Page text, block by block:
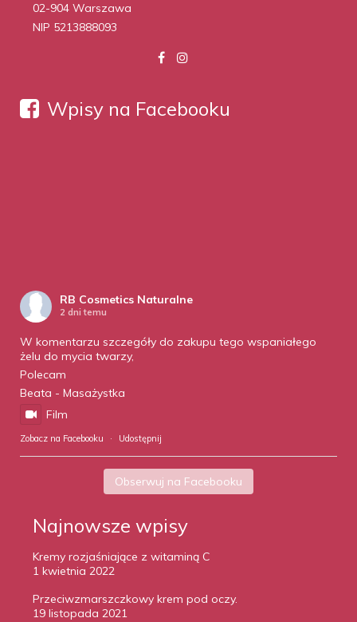
02-904 Warszawa
NIP 5213888093
Wpisy na Facebooku
RB Cosmetics Naturalne
2 dni temu
W komentarzu szczegóły do zakupu tego wspaniałego
żelu do mycia twarzy,
Polecam
Beata - Masażystka
Film
Zobacz na Facebooku · Udostępnij
Obserwuj na Facebooku
Najnowsze wpisy
Kremy rozjaśniające z witaminą C
1 kwietnia 2022
Przeciwzmarszczkowy krem pod oczy.
19 listopada 2021